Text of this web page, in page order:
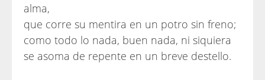
alma,
que corre su mentira en un potro sin freno;
como todo lo nada, buen nada, ni siquiera
se asoma de repente en un breve destello.